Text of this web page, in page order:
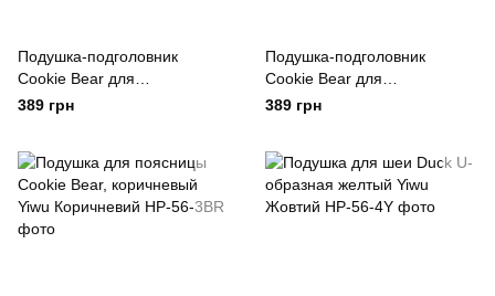
Подушка-подголовник
Cookie Bear для
путешествий, бежевый Yiwu
389 грн
Подушка-подголовник
Cookie Bear для
путешествий коричневый
389 грн